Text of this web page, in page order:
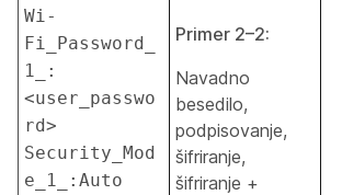
Wi-
Fi_Password_
1_:
<user_passwo
rd>
Security_Mod
e_1_:Auto
Primer 2–2:
Navadno
besedilo,
podpisovanje,
šifriranje,
šifriranje +